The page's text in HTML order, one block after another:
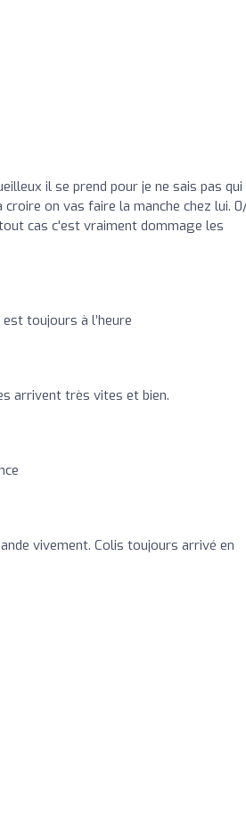
il se prend pour je ne sais pas qui
on vas faire la manche chez lui.
cas c'est vraiment dommage les
toujours à l’heure
arrivent très vites et bien.
vivement. Colis toujours arrivé en